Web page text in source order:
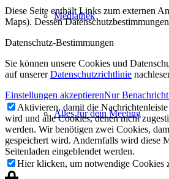
Mediathek
Alles für dein Meeting
Diese Seite enthält Links zum externen
Maps). Dessen
Datenschutz-Bestimmungen
Sie können unsere Cookies und
auf unsererDatenschutzrichtlinie
Einstellungen akzeptierenNur
Aktivieren, damit die
wird und alle Cookies, denen nicht
werden. Wir benötigen zwei Cookies,
gespeichert wird. Andernfalls wird diese
Seitenladen eingeblendet werden.
Hier klicken, um notwendige Cookies